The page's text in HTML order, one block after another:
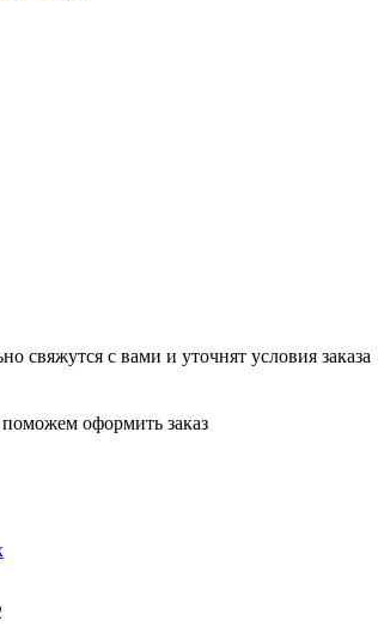
свяжутся с вами и уточнят условия заказа
оформить заказ